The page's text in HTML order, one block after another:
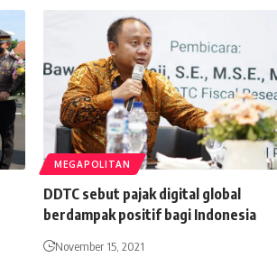
MEGAPOLITAN
DDTC sebut pajak digital global
berdampak positif bagi Indonesia
November 15, 2021